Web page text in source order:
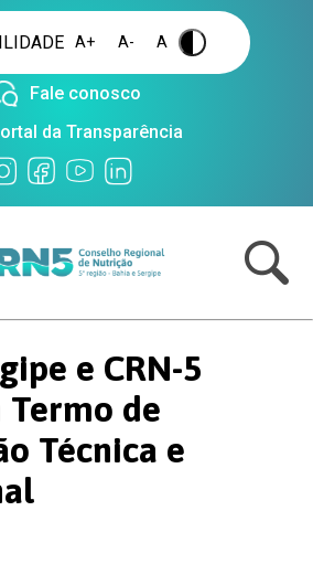
A+ A- A .
Fale conosco
da Transparência
e CRN-5
Termo de
Técnica e